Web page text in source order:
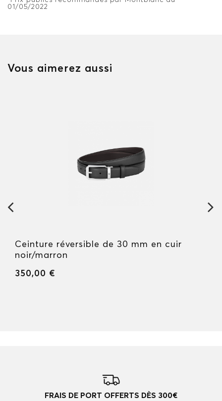
01/05/2022
Vous aimerez aussi
Ceinture réversible de 30 mm en cuir
noir/marron
350,00 €
FRAIS DE PORT OFFERTS DÈS 300€